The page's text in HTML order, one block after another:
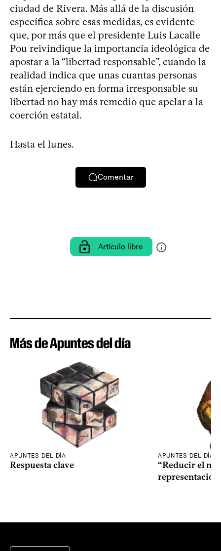
ciudad de Rivera. Más allá de la discusión
específica sobre esas medidas, es evidente
que, por más que el presidente Luis Lacalle
Pou reivindique la importancia ideológica de
apostar a la “libertad responsable”, cuando la
realidad indica que unas cuantas personas
están ejerciendo en forma irresponsable su
libertad no hay más remedio que apelar a la
coerción estatal.
Hasta el lunes.
Comentar
Artículo libre
Más de Apuntes del día
APUNTES DEL DÍA
Respuesta clave
APUNTES DEL DÍA
“Reducir el